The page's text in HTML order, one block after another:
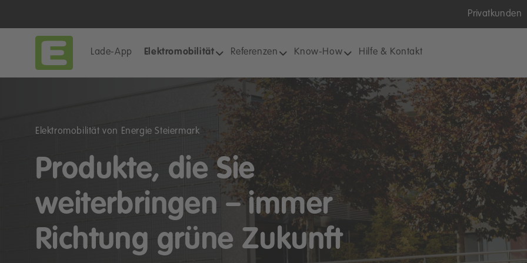
Privatkunden
Lade-App Elektromobilität Referenzen Know-How Hilfe & Kontakt
Elektromobilität von Energie Steiermark
Produkte, die Sie
weiterbringen – immer
Richtung grüne Zukunft